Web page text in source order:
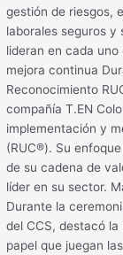
gestión de riesgos,
laborales seguros
lideran en cada
mejora continua
Reconocimiento
compañía T.EN
implementación y
(RUC®). Su
de su cadena de
líder en su sector.
Durante la
del CCS, destacó
papel que juegan